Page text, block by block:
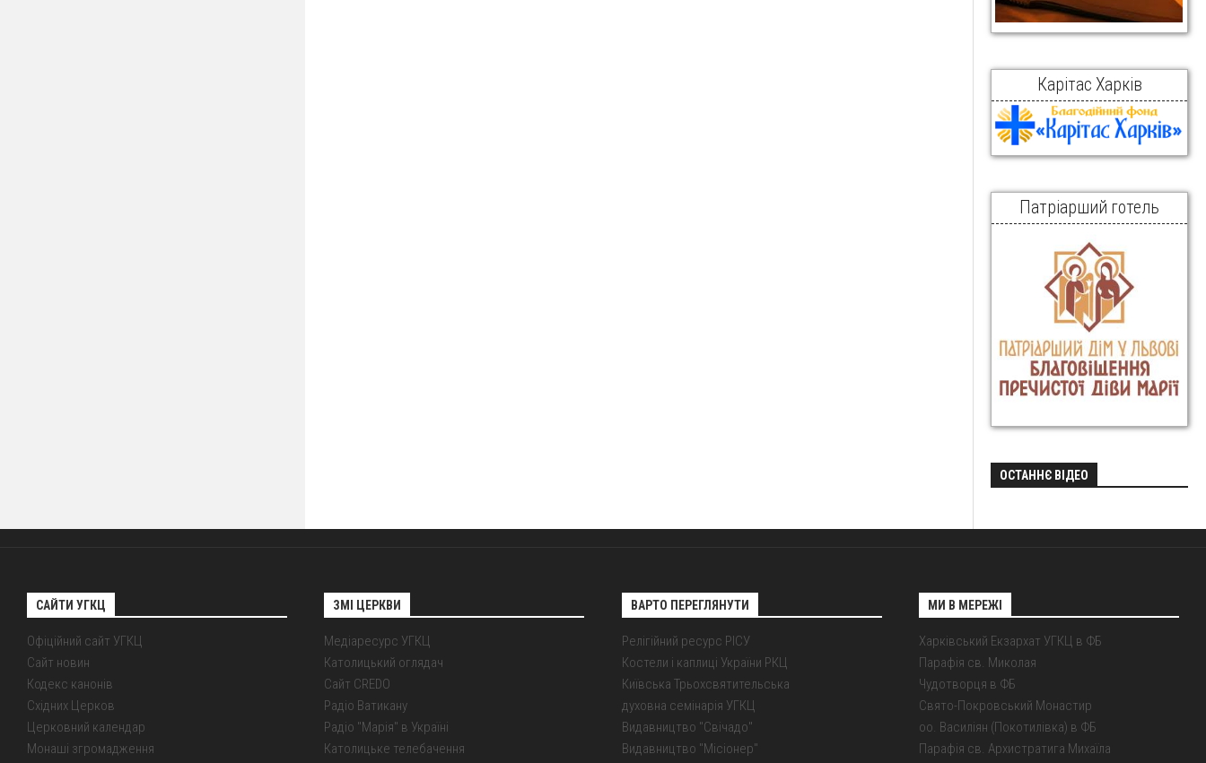
Карітас Харків
Патріарший готель
ОСТАННЄ ВІДЕО
САЙТИ УГКЦ
Офіційний сайт УГКЦ
Сайт новин
Кодекс канонів
Східних Церков
Церковний календар
Монаші згромадження
ЗМІ ЦЕРКВИ
Медіаресурс УГКЦ
Католицький оглядач
Сайт CREDO
Радіо Ватикану
Радіо "Марія" в Україні
Католицьке телебачення
ВАРТО ПЕРЕГЛЯНУТИ
Релігійний ресурс РІСУ
Костели і каплиці України РКЦ
Київська Трьохсвятительська
духовна семінарія УГКЦ
Видавництво "Свічадо"
Видавництво "Місіонер"
МИ В МЕРЕЖІ
Харківський Екзархат УГКЦ в ФБ
Парафія св. Миколая
Чудотворця в ФБ
Свято-Покровський Монастир
оо. Василіян (Покотилівка) в ФБ
Парафія св. Архистратига Михаїла